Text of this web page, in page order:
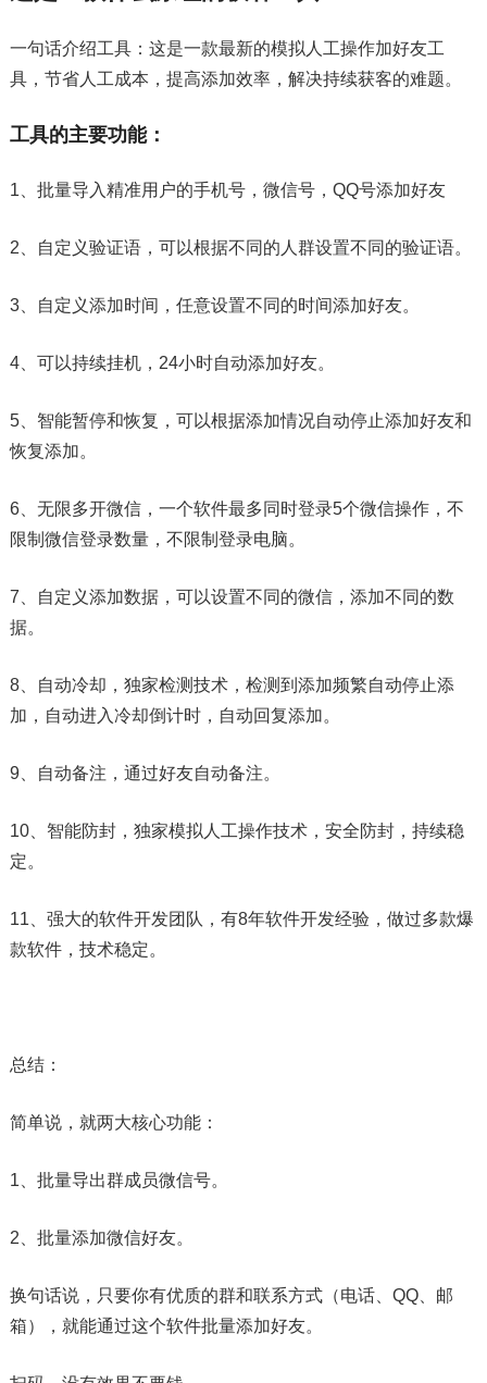
一句话介绍工具：这是一款最新的模拟人工操作加好友工
具，节省人工成本，提高添加效率，解决持续获客的难题。
工具的主要功能：
1、批量导入精准用户的手机号，微信号，QQ号添加好友
2、自定义验证语，可以根据不同的人群设置不同的验证语。
3、自定义添加时间，任意设置不同的时间添加好友。
4、可以持续挂机，24小时自动添加好友。
5、智能暂停和恢复，可以根据添加情况自动停止添加好友和
恢复添加。
6、无限多开微信，一个软件最多同时登录5个微信操作，不
限制微信登录数量，不限制登录电脑。
7、自定义添加数据，可以设置不同的微信，添加不同的数
据。
8、自动冷却，独家检测技术，检测到添加频繁自动停止添
加，自动进入冷却倒计时，自动回复添加。
9、自动备注，通过好友自动备注。
10、智能防封，独家模拟人工操作技术，安全防封，持续稳
定。
11、强大的软件开发团队，有8年软件开发经验，做过多款爆
款软件，技术稳定。
总结：
简单说，就两大核心功能：
1、批量导出群成员微信号。
2、批量添加微信好友。
换句话说，只要你有优质的群和联系方式（电话、QQ、邮
箱），就能通过这个软件批量添加好友。